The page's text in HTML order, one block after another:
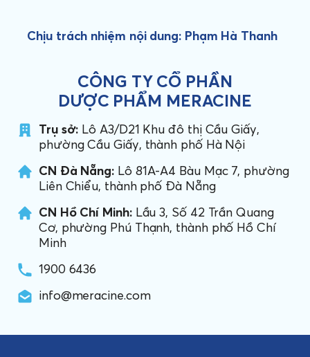
Chịu trách nhiệm nội dung: Phạm Hà Thanh
CÔNG TY CỔ PHẦN
DƯỢC PHẨM MERACINE
Trụ sở: Lô A3/D21 Khu đô thị Cầu Giấy,
phường Cầu Giấy, thành phố Hà Nội
CN Đà Nẵng: Lô 81A-A4 Bàu Mạc 7, phường
Liên Chiểu, thành phố Đà Nẵng
CN Hồ Chí Minh:Lầu 3, Số 42 Trần Quang
Cơ, phường Phú Thạnh, thành phố Hồ Chí
Minh
1900 6436
info@meracine.com